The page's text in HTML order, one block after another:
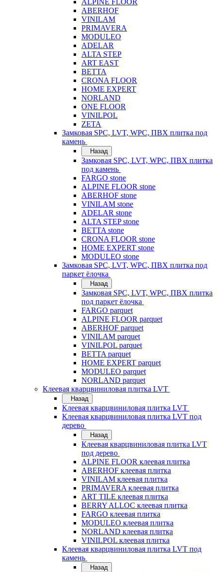
ALPINE FLOOR
ABERHOF
VINILAM
PRIMAVERA
MODULEO
ADELAR
ALTA STEP
ART EAST
BETTA
CRONA FLOOR
HOME EXPERT
NORLAND
ONE FLOOR
VINILPOL
ZETA
Замковая SPC, LVT, WPC, ПВХ плитка под
камень
Назад
Замковая SPC, LVT, WPC, ПВХ плитка
под камень
FARGO stone
ALPINE FLOOR stone
ABERHOF stone
VINILAM stone
ADELAR stone
ALTA STEP stone
BETTA stone
CRONA FLOOR stone
HOME EXPERT stone
MODULEO stone
Замковая SPC, LVT, WPC, ПВХ плитка под
паркет ёлочка
Назад
Замковая SPC, LVT, WPC, ПВХ плитка
под паркет ёлочка
FARGO parquet
ALPINE FLOOR parquet
ABERHOF parquet
VINILAM parquet
VINILPOL parquet
BETTA parquet
HOME EXPERT parquet
MODULEO parquet
NORLAND parquet
Клеевая кварцвиниловая плитка LVT
Назад
Клеевая кварцвиниловая плитка LVT
Клеевая кварцвиниловая плитка LVT под
дерево
Назад
Клеевая кварцвиниловая плитка LVT
под дерево
ALPINE FLOOR клеевая плитка
ABERHOF клеевая плитка
VINILAM клеевая плитка
PRIMAVERA клеевая плитка
ART TILE клеевая плитка
BERRY ALLOC клеевая плитка
FARGO клеевая плитка
MODULEO клеевая плитка
NORLAND клеевая плитка
VINILPOL клеевая плитка
Клеевая кварцвиниловая плитка LVT под
камень
Назад